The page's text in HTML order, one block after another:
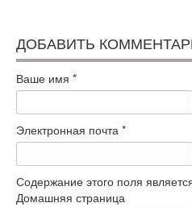
ДОБАВИТЬ
Ваше имя *
Электронная почта *
Содержание этого поля
Домашняя страница